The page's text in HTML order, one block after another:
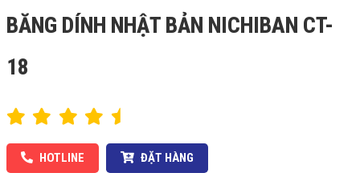
BĂNG DÍNH NHẬT BẢN NICHIBAN CT-
18
HOTLINE ĐẶT HÀNG